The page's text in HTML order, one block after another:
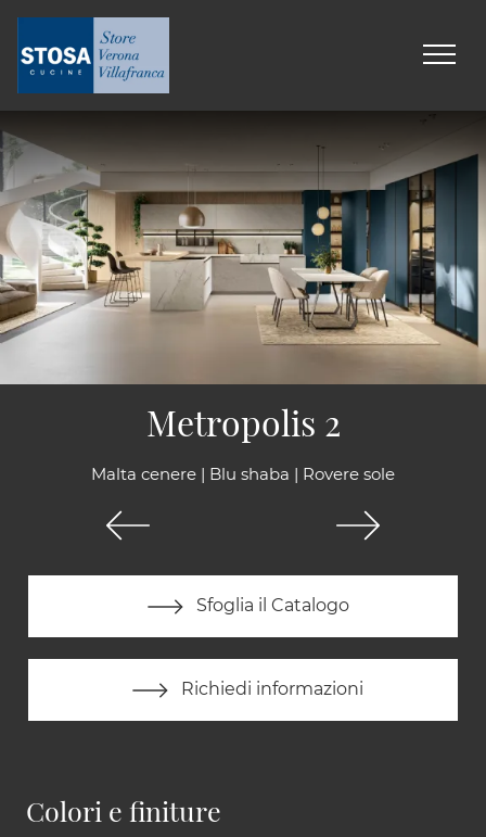
Malta cenere | Blu shaba | Rovere sole
Sfoglia il Catalogo
Richiedi informazioni
Metropolis 2
Colori e finiture